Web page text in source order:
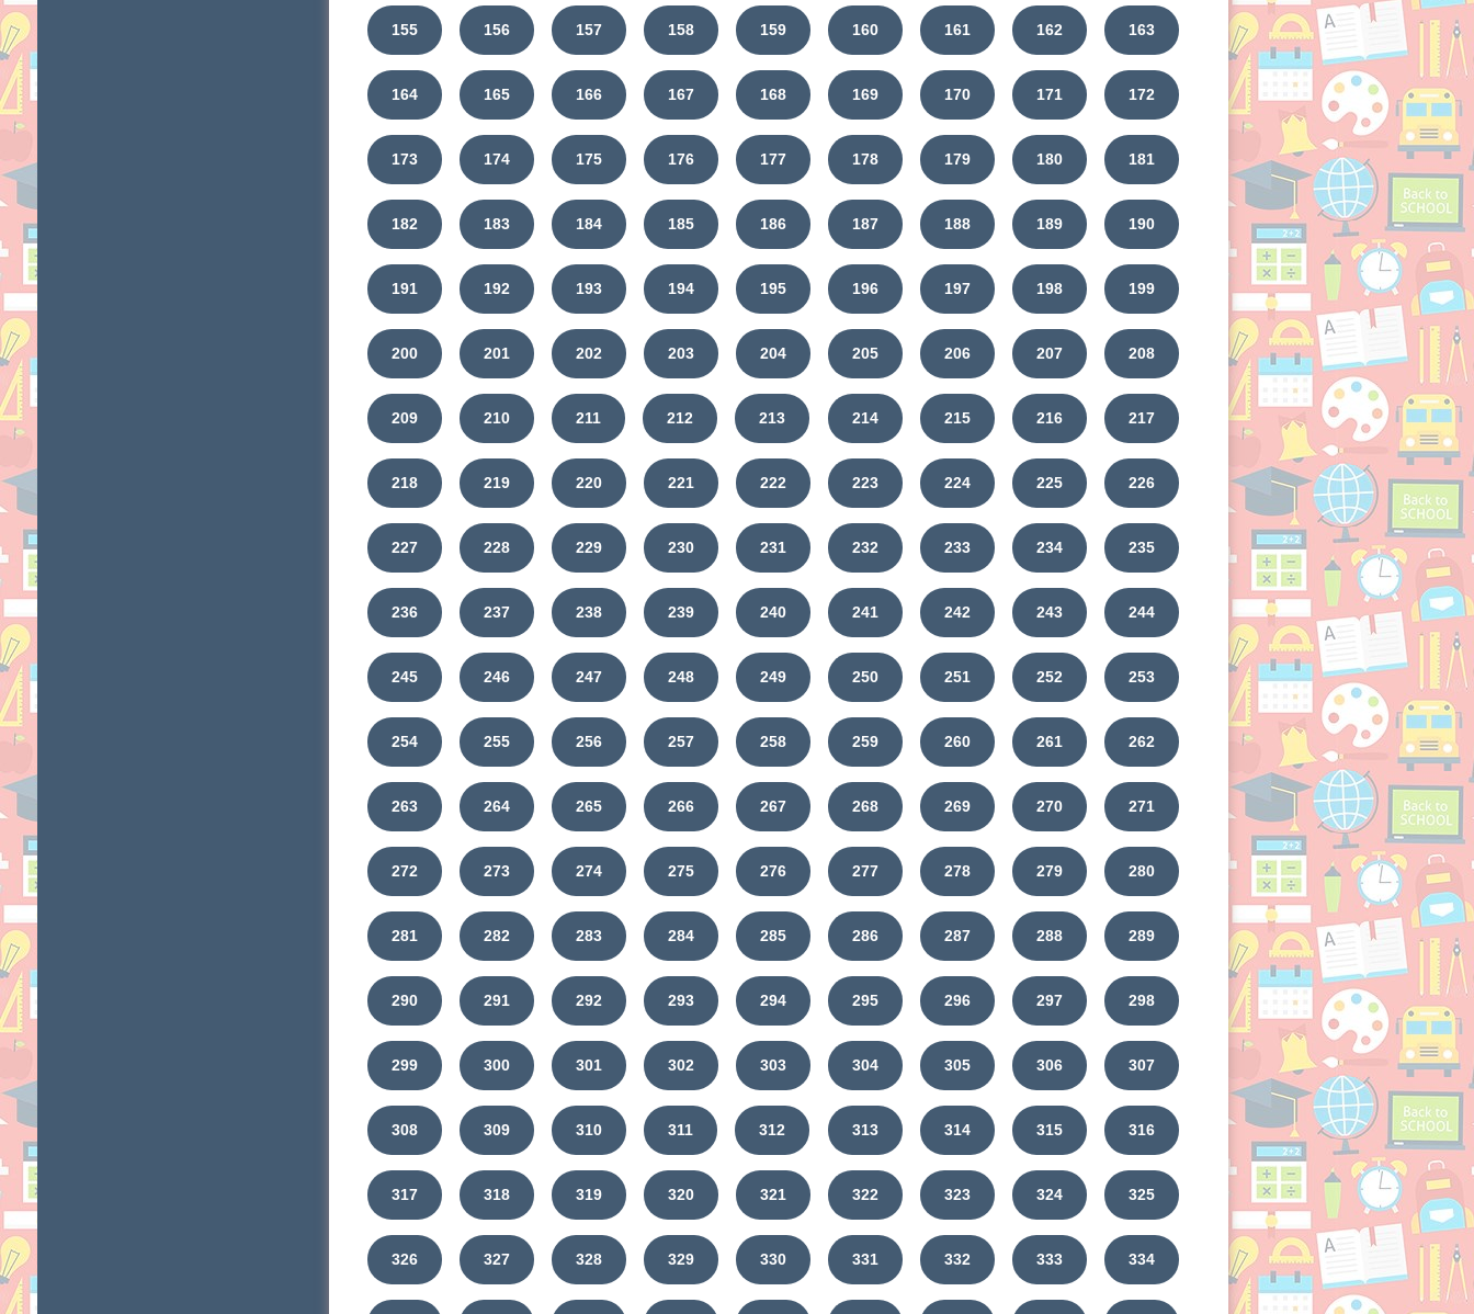
155 156 157 158 159 160 161 162 163
164 165 166 167 168 169 170 171 172
173 174 175 176 177 178 179 180 181
182 183 184 185 186 187 188 189 190
191 192 193 194 195 196 197 198 199
200 201 202 203 204 205 206 207 208
209 210 211 212 213 214 215 216 217
218 219 220 221 222 223 224 225 226
227 228 229 230 231 232 233 234 235
236 237 238 239 240 241 242 243 244
245 246 247 248 249 250 251 252 253
254 255 256 257 258 259 260 261 262
263 264 265 266 267 268 269 270 271
272 273 274 275 276 277 278 279 280
281 282 283 284 285 286 287 288 289
290 291 292 293 294 295 296 297 298
299 300 301 302 303 304 305 306 307
308 309 310 311 312 313 314 315 316
317 318 319 320 321 322 323 324 325
326 327 328 329 330 331 332 333 334